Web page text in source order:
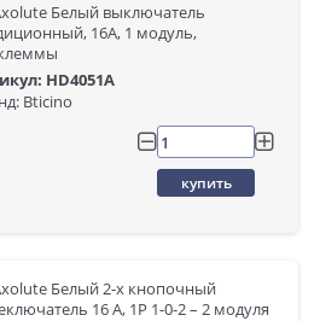
Белый выключатель
16А, 1 модуль,
HD4051A
Bticino
купить
Белый 2-х кнопочный
16 А, 1Р 1-0-2 – 2 модуля